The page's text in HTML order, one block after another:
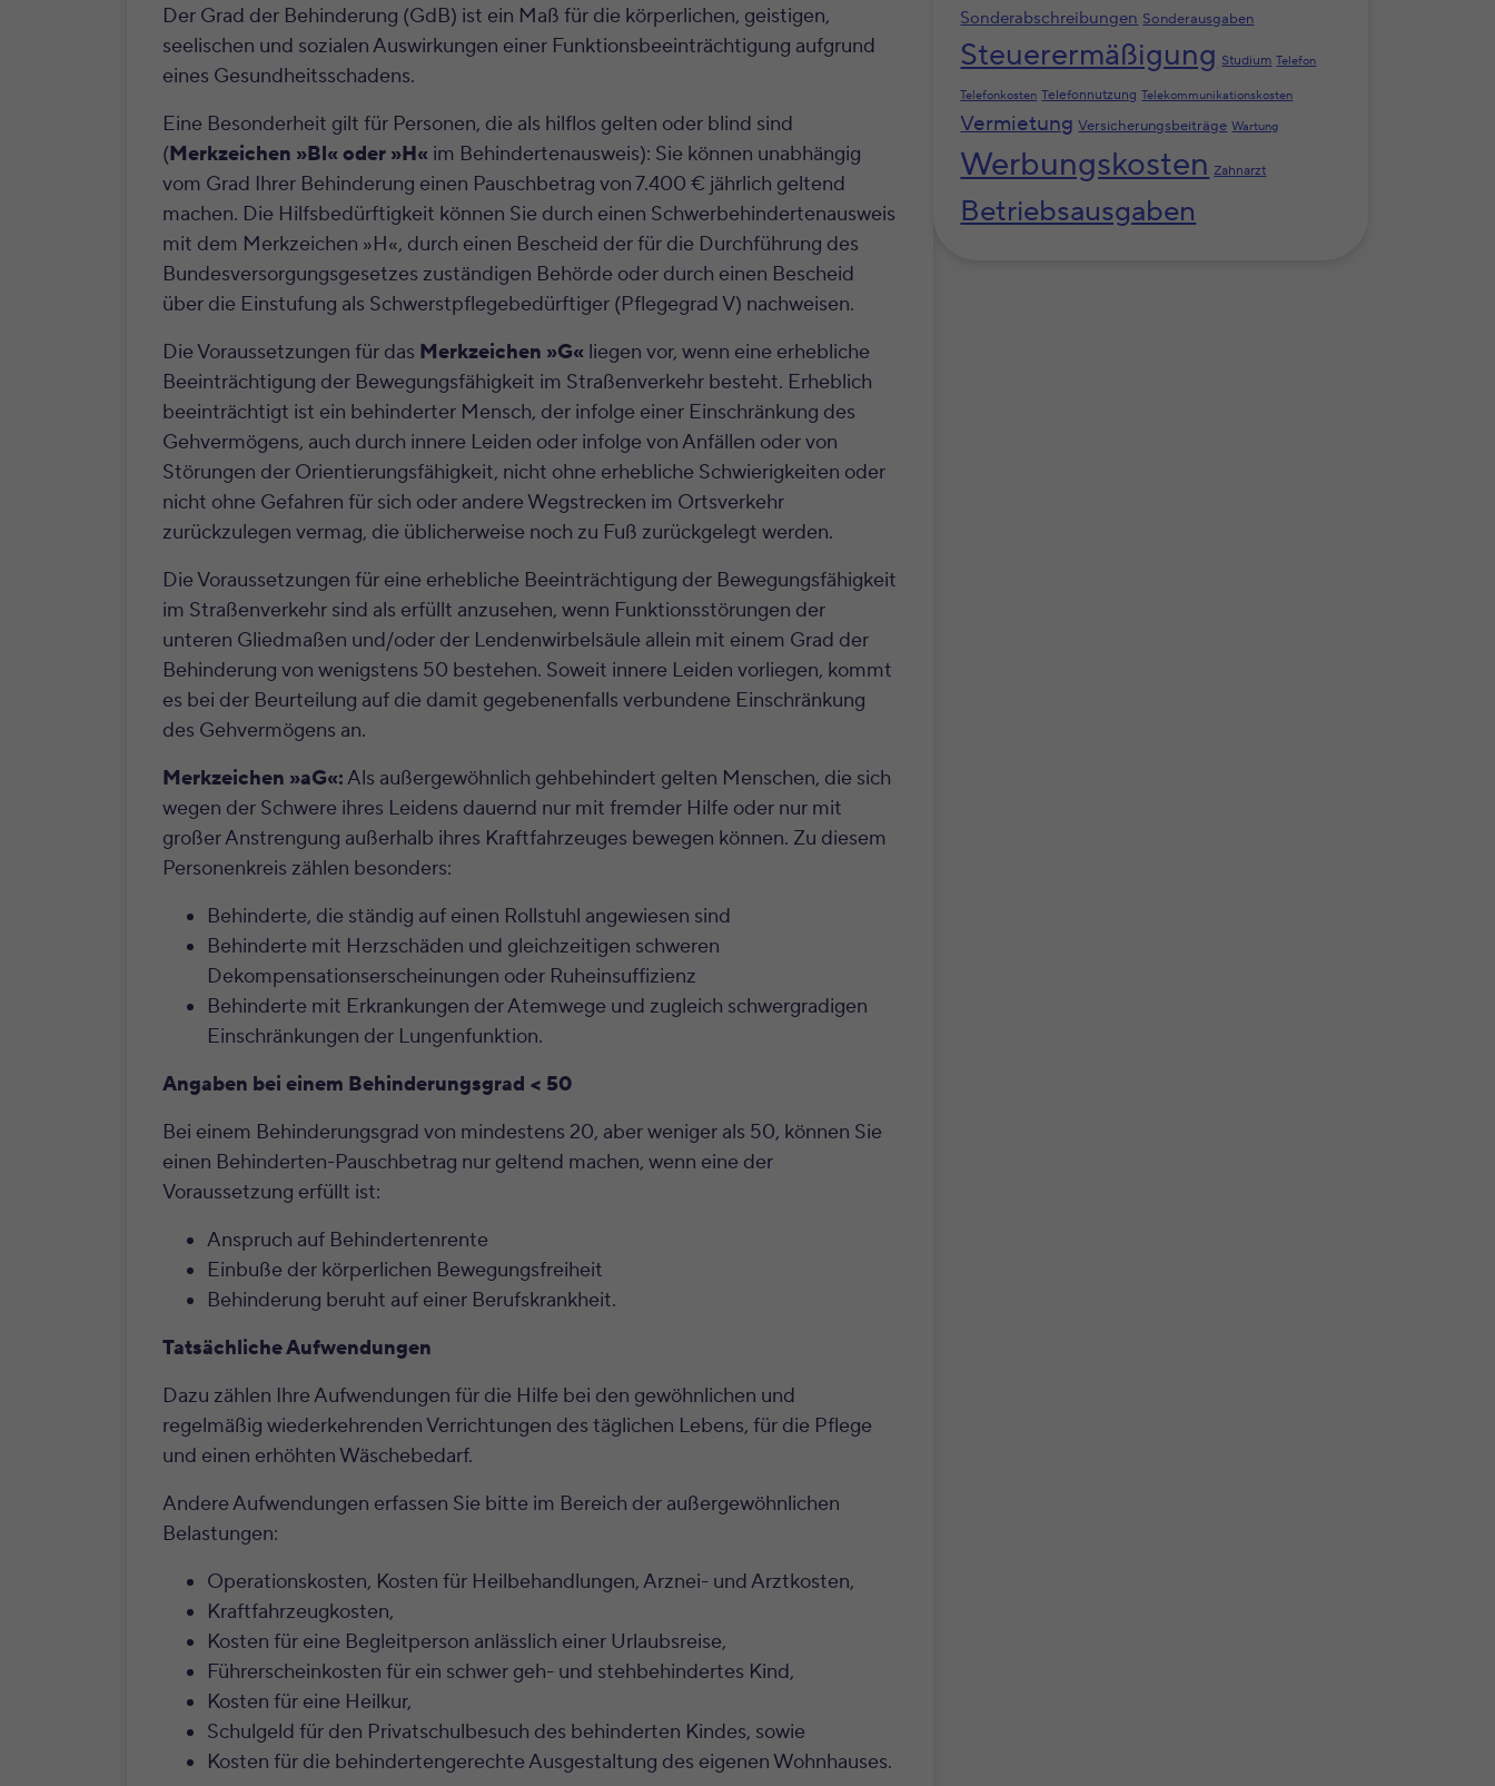
Der Grad der Behinderung (GdB) ist ein Maß für die körperlichen, geistigen,
seelischen und sozialen Auswirkungen einer Funktionsbeeinträchtigung aufgrund
eines Gesundheitsschadens.
Eine Besonderheit gilt für Personen, die als hilflos gelten oder blind sind
(Merkzeichen »Bl« oder »H« im Behindertenausweis): Sie können unabhängig
vom Grad Ihrer Behinderung einen Pauschbetrag von 7.400 € jährlich geltend
machen. Die Hilfsbedürftigkeit können Sie durch einen Schwerbehindertenausweis
mit dem Merkzeichen »H«, durch einen Bescheid der für die Durchführung des
Bundesversorgungsgesetzes zuständigen Behörde oder durch einen Bescheid
über die Einstufung als Schwerstpflegebedürftiger (Pflegegrad V) nachweisen.
Die Voraussetzungen für das Merkzeichen »G« liegen vor, wenn eine erhebliche
Beeinträchtigung der Bewegungsfähigkeit im Straßenverkehr besteht. Erheblich
beeinträchtigt ist ein behinderter Mensch, der infolge einer Einschränkung des
Gehvermögens, auch durch innere Leiden oder infolge von Anfällen oder von
Störungen der Orientierungsfähigkeit, nicht ohne erhebliche Schwierigkeiten oder
nicht ohne Gefahren für sich oder andere Wegstrecken im Ortsverkehr
zurückzulegen vermag, die üblicherweise noch zu Fuß zurückgelegt werden.
Die Voraussetzungen für eine erhebliche Beeinträchtigung der Bewegungsfähigkeit
im Straßenverkehr sind als erfüllt anzusehen, wenn Funktionsstörungen der
unteren Gliedmaßen und/oder der Lendenwirbelsäule allein mit einem Grad der
Behinderung von wenigstens 50 bestehen. Soweit innere Leiden vorliegen, kommt
es bei der Beurteilung auf die damit gegebenenfalls verbundene Einschränkung
des Gehvermögens an.
Merkzeichen »aG«:Als außergewöhnlich gehbehindert gelten Menschen, die sich
wegen der Schwere ihres Leidens dauernd nur mit fremder Hilfe oder nur mit
großer Anstrengung außerhalb ihres Kraftfahrzeuges bewegen können. Zu diesem
Personenkreis zählen besonders:
Behinderte, die ständig auf einen Rollstuhl angewiesen sind
Behinderte mit Herzschäden und gleichzeitigen schweren
Dekompensationserscheinungen oder Ruheinsuffizienz
Behinderte mit Erkrankungen der Atemwege und zugleich schwergradigen
Einschränkungen der Lungenfunktion.
Angaben bei einem Behinderungsgrad < 50
Bei einem Behinderungsgrad von mindestens 20, aber weniger als 50, können Sie
einen Behinderten-Pauschbetrag nur geltend machen, wenn eine der
Voraussetzung erfüllt ist:
Anspruch auf Behindertenrente
Einbuße der körperlichen Bewegungsfreiheit
Behinderung beruht auf einer Berufskrankheit.
Tatsächliche Aufwendungen
Dazu zählen Ihre Aufwendungen für die Hilfe bei den gewöhnlichen und
regelmäßig wiederkehrenden Verrichtungen des täglichen Lebens, für die Pflege
und einen erhöhten Wäschebedarf.
Andere Aufwendungen erfassen Sie bitte im Bereich der außergewöhnlichen
Belastungen:
Operationskosten, Kosten für Heilbehandlungen, Arznei- und Arztkosten,
Kraftfahrzeugkosten,
Kosten für eine Begleitperson anlässlich einer Urlaubsreise,
Führerscheinkosten für ein schwer geh- und stehbehindertes Kind,
Kosten für eine Heilkur,
Schulgeld für den Privatschulbesuch des behinderten Kindes, sowie
Kosten für die behindertengerechte Ausgestaltung des eigenen Wohnhauses.
Sonderabschreibungen Sonderausgaben
Steuerermäßigung Studium Telefon
Telefonkosten Telefonnutzung Telekommunikationskosten
Vermietung Versicherungsbeiträge Wartung
Werbungskosten Zahnarzt
Betriebsausgaben